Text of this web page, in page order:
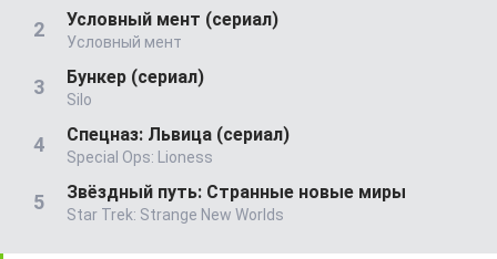
Условный мент (сериал)
Условный мент
Бункер (сериал)
Silo
Спецназ: Львица (сериал)
Special Ops: Lioness
Звёздный путь: Странные новые миры
Star Trek: Strange New Worlds